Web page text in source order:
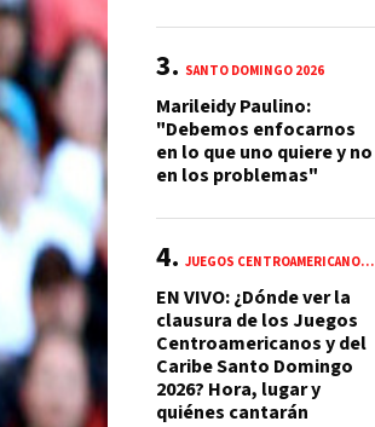
SANTO DOMINGO 2026
Marileidy Paulino:
"Debemos enfocarnos
en lo que uno quiere y no
en los problemas"
JUEGOS CENTROAMERICANOS Y DEL CARIBE 2026
EN VIVO: ¿Dónde ver la
clausura de los Juegos
Centroamericanos y del
Caribe Santo Domingo
2026? Hora, lugar y
quiénes cantarán